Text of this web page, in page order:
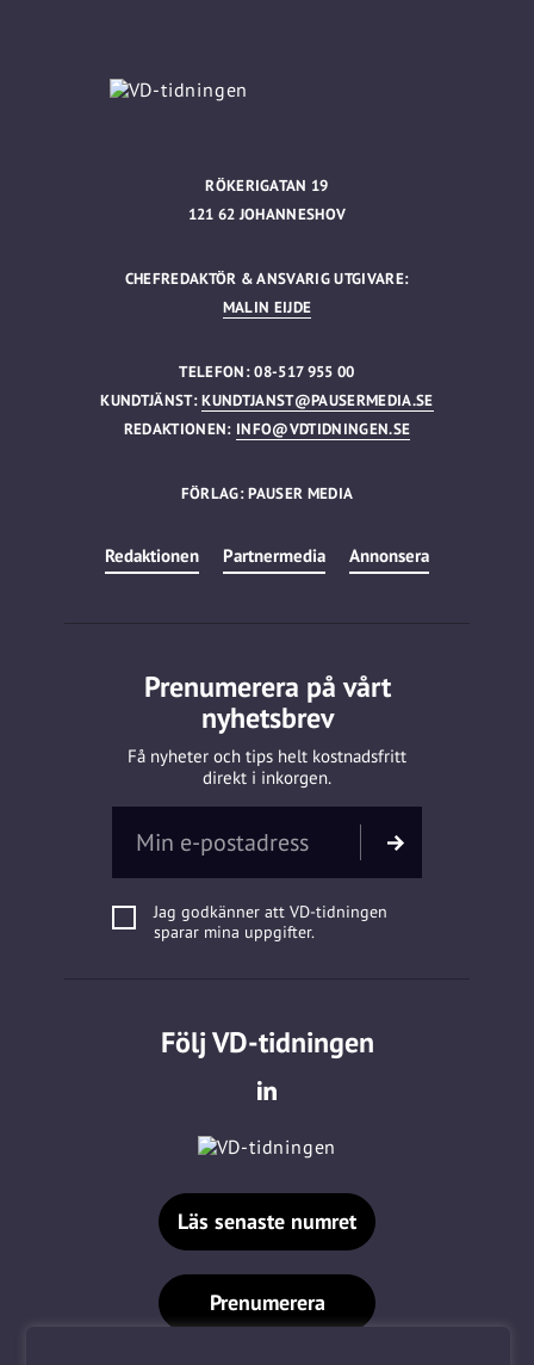
RÖKERIGATAN 19
121 62 JOHANNESHOV
CHEFREDAKTÖR & ANSVARIG UTGIVARE:
MALIN EIJDE
TELEFON: 08-517 955 00
KUNDTJÄNST:KUNDTJANST@PAUSERMEDIA.SE
REDAKTIONEN: INFO@VDTIDNINGEN.SE
FÖRLAG: PAUSER MEDIA
Redaktionen Partnermedia Annonsera
Prenumerera på vårt
nyhetsbrev
Få nyheter och tips helt kostnadsfritt
direkt i inkorgen.
Jag godkänner att VD-tidningen
sparar mina uppgifter.
Följ VD-tidningen
Läs senaste numret
Prenumerera